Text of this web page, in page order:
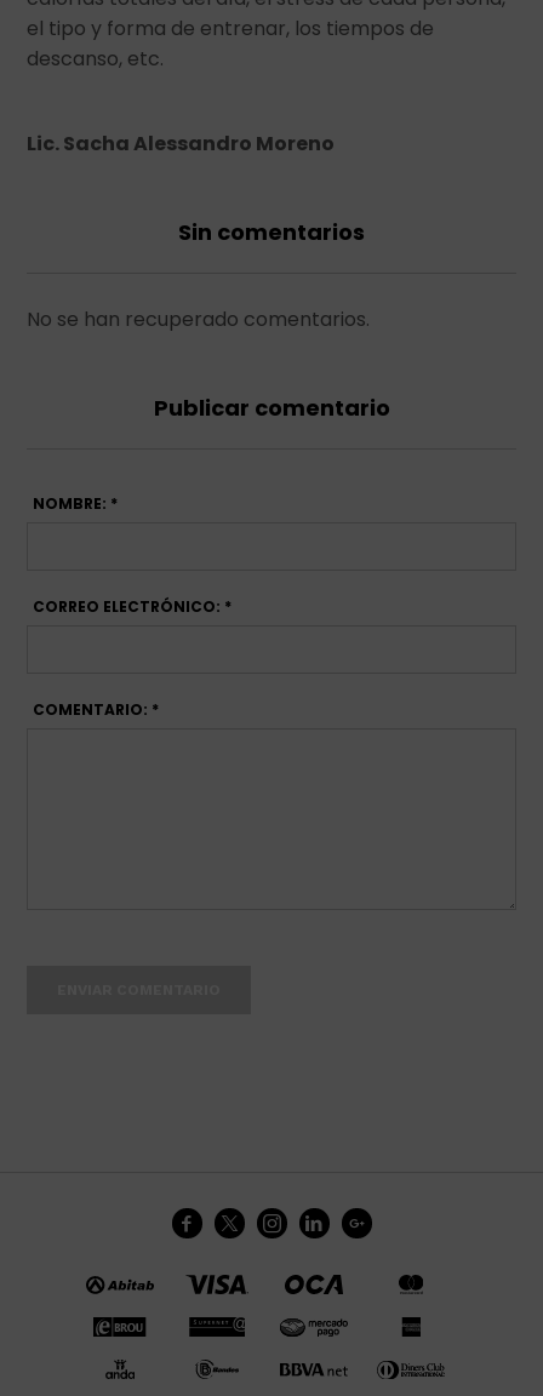
el tipo y forma de entrenar, los tiempos de
descanso, etc.
Lic. Sacha Alessandro Moreno
Sin comentarios
No se han recuperado comentarios.
Publicar comentario
NOMBRE: *
CORREO ELECTRÓNICO: *
COMENTARIO: *
    